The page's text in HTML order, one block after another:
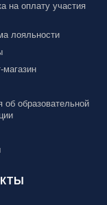
на оплату участия
лояльности
магазин
об образовательной